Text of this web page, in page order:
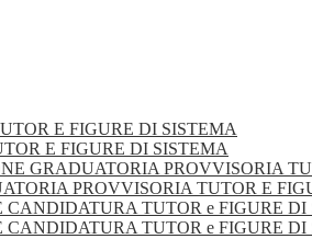
E FIGURE DI SISTEMA
E FIGURE DI SISTEMA
GRADUATORIA PROVVISORIA
PROVVISORIA TUTOR E
CANDIDATURA TUTOR e FIGURE DI
CANDIDATURA TUTOR e FIGURE DI